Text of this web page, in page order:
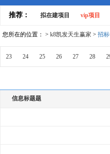
推荐： 拟在建项目 vip项目
您所在的位置： > k8凯发天生赢家 > 招
23 24 25 26 27 28
信息标题题